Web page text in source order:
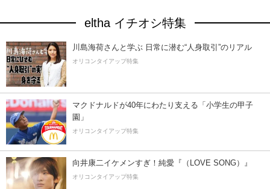
eltha イチオシ特集
川島海荷さんと学ぶ 日常に潜む“人身取引”のリアル
オリコンタイアップ特集
マクドナルドが40年にわたり支える「小学生の甲子
園」
オリコンタイアップ特集
向井康二イケメンすぎ！純愛『（LOVE SONG）』
オリコンタイアップ特集